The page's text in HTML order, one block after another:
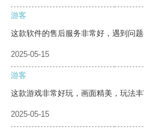
游客
这款软件的售后服务非常好，遇到问题
2025-05-15
游客
这款游戏非常好玩，画面精美，玩法丰
2025-05-15